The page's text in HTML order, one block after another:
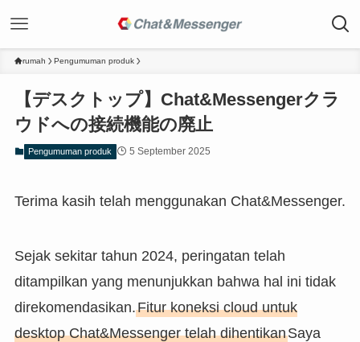
rumah Pengumuman produk
【デスクトップ】Chat&Messengerクラ
ウドへの接続機能の廃止
Pengumuman produk 5 September 2025
Terima kasih telah menggunakan Chat&Messenger.
Sejak sekitar tahun 2024, peringatan telah
ditampilkan yang menunjukkan bahwa hal ini tidak
direkomendasikan.Fitur koneksi cloud untuk
desktop Chat&Messenger telah dihentikanSaya